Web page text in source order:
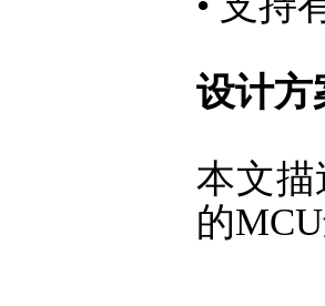
设计方
本文描
的